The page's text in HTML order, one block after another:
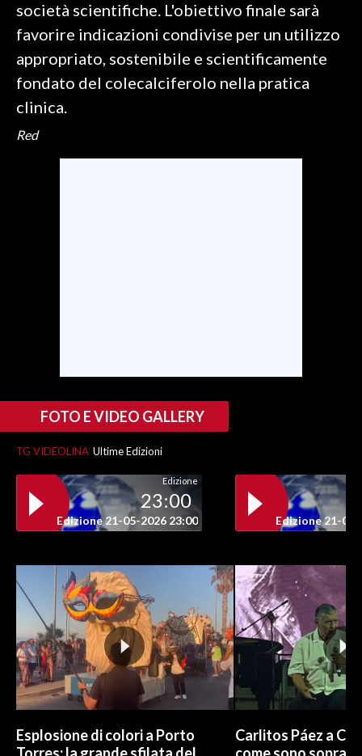
società scientifiche. L'obiettivo finale sarà
favorire indicazioni condivise per un utilizzo
appropriato, sostenibile e scientificamente
fondato del colecalciferolo nella pratica
clinica.
Red
FOTO E VIDEO GALLERY
TG VIDEOLINA Ultime Edizioni
Edizione
23:00
Edizione 21-05-2026 23:00 Edizione 21-05-
Esplosione di colori a Porto
Carlitos Páez a